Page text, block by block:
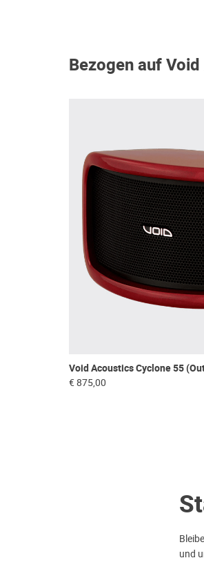
Bezogen auf
Void Acoustics Cyclone 55
€ 875,00
und